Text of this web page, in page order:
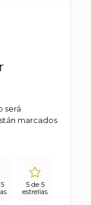
será
marcados
5 de 5
estrellas